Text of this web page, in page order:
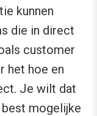
kunnen
die in direct
customer
het hoe en
Je wilt dat
mogelijke